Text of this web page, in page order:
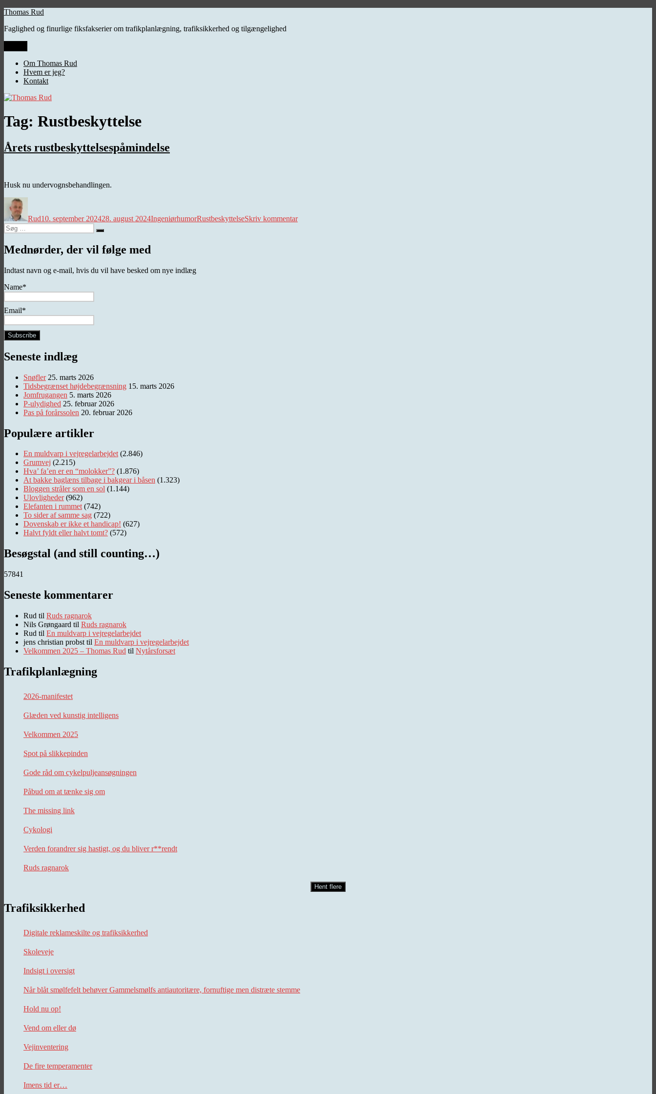
Videre
indhold
Thomas Rud
Faglighed og finurlige fiksfakserier om trafikplanlægning, trafiksikkerhed og tilgængelighed
Om Thomas Rud
Hvem er jeg?
Kontakt
Tag: Rustbeskyttelse
Årets rustbeskyttelsespåmindelse
Husk nu undervognsbehandlingen.
Rud10. september 202428. august 2024IngeniørhumorRustbeskyttelseSkriv kommentarrustbeskyttelsespåmindelse
Søg
efter:
Søg
Mednørder, der vil følge med
Indtast navn og e-mail, hvis du vil have besked om nye indlæg
Name*
Email*
Seneste indlæg
Snøfler 25. marts 2026
Tidsbegrænset højdebegrænsning 15. marts 2026
Jomfrugangen 5. marts 2026
P-ulydighed 25. februar 2026
Pas på forårssolen 20. februar 2026
Populære artikler
En muldvarp i vejregelarbejdet (2.846)
Grumvej (2.215)
Hva’ fa’en er en “molokker”? (1.876)
At bakke baglæns tilbage i bakgear i båsen (1.323)
Bloggen stråler som en sol (1.144)
Ulovligheder (962)
Elefanten i rummet (742)
To sider af samme sag (722)
Dovenskab er ikke et handicap! (627)
Halvt fyldt eller halvt tomt? (572)
Besøgstal (and still counting…)
57841
Seneste kommentarer
Rud til Ruds ragnarok
Nils Grøngaard til Ruds ragnarok
Rud til En muldvarp i vejregelarbejdet
jens christian probst til En muldvarp i vejregelarbejdet
Velkommen 2025 – Thomas Rud til Nytårsforsæt
Trafikplanlægning
2026-manifestet
Glæden ved kunstig intelligens
Velkommen 2025
Spot på slikkepinden
Gode råd om cykelpuljeansøgningen
Påbud om at tænke sig om
The missing link
Cykologi
Verden forandrer sig hastigt, og du bliver r**rendt
Ruds ragnarok
Hent flere
Trafiksikkerhed
Digitale reklameskilte og trafiksikkerhed
Skoleveje
Indsigt i oversigt
Når blåt smølfefelt behøver Gammelsmølfs antiautoritære, fornuftige men distræte stemme
Hold nu op!
Vend om eller dø
Vejinventering
De fire temperamenter
Imens tid er…